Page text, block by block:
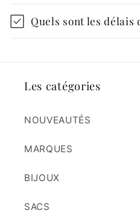
Quels sont les délais
Les catégories
NOUVEAUTÉS
MARQUES
BIJOUX
SACS